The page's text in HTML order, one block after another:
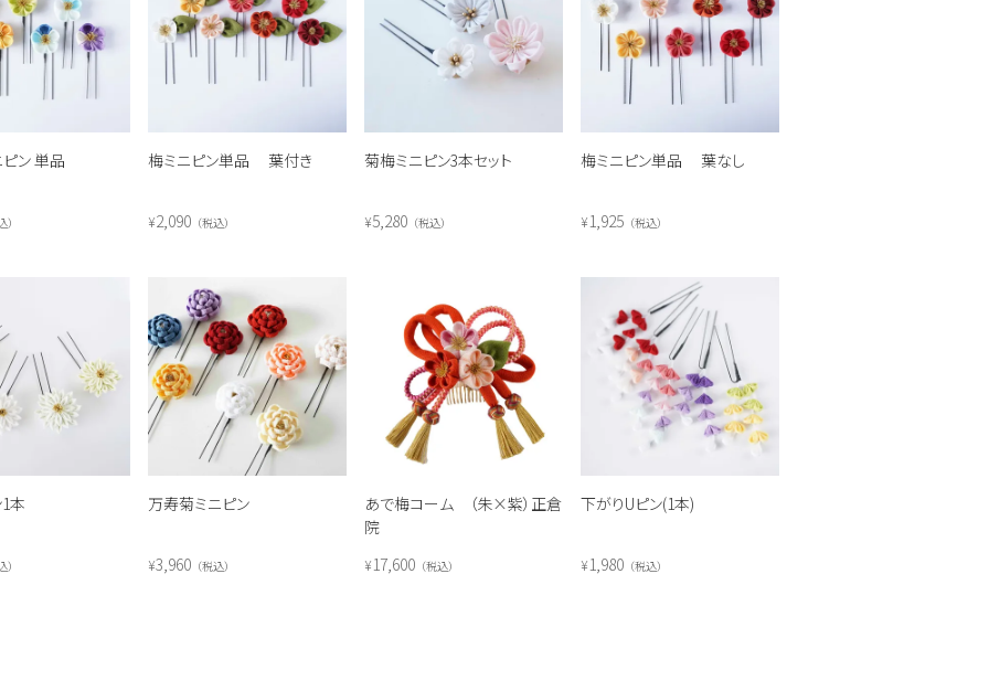
ン 単品 梅ミニピン単品 葉付き
¥2,090 税込
菊梅ミニピン3本セット
¥5,280 税込
梅ミニピン単品 葉なし
¥1,925 税込
本 万寿菊ミニピン
¥3,960 税込
あで梅コーム （朱×紫）正倉
院
¥17,600 税込
下がりUピン(1本)
¥1,980 税込